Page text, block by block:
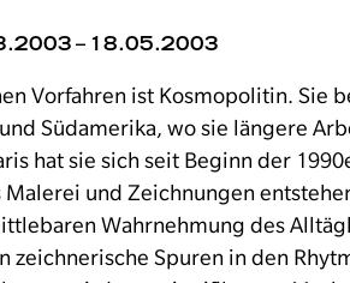
– 18.05.2003
Vorfahren ist Kosmopolitin. Sie
Südamerika, wo sie längere
hat sie sich seit Beginn der
und Zeichnungen
Wahrnehmung des
zeichnerische Spuren in den